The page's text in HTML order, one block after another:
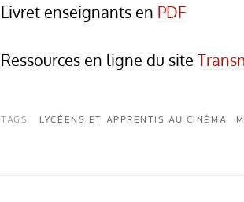
Livret enseignants en PDF
Ressources en ligne du site
TAGS: LYCÉENS ET APPRENTIS AU CINÉMA